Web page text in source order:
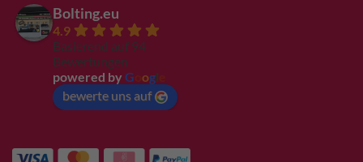
Bolting.eu
4.9
Basierend auf 94
Bewertungen
powered by G ogl
bewerte uns auf